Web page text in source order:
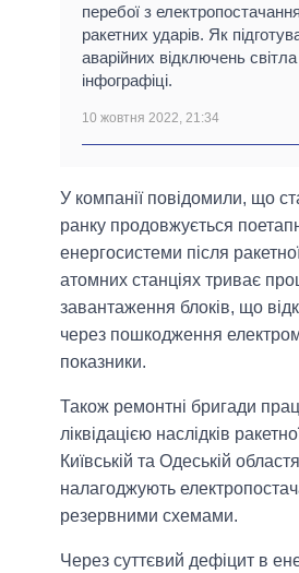
перебої з
ракетних ударів. Як
аварійних відключень
інфографіці.
10 жовтня 2022, 21:34
У компанії повідомили, що
ранку продовжується
енергосистеми після
атомних станціях триває
завантаження блоків, що
через пошкодження
показники.
Також ремонтні бригади
ліквідацією наслідків
Київській та Одеській
налагоджують
резервними схемами.
Через суттєвий дефіцит в